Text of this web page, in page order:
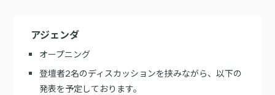
アジェンダ
オープニング
登壇者2名のディスカッションを挟みながら、以下の
発表を予定しております。